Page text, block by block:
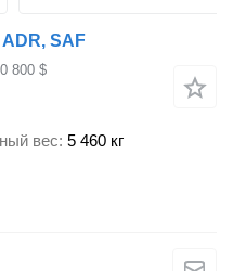
SAF
800 $
вес 5 460 кг